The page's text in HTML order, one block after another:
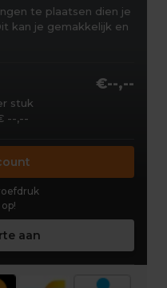
te plaatsen dien je
kan je gemakkelijk en
€--,--
stuk
--,--
aan